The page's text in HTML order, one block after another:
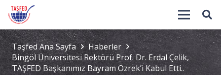
Taşfed Ana Sayfa
Haberler
Bingöl Üniversitesi Rektörü Prof. Dr. Erdal Çelik,
TAŞFED Başkanımız Bayram Özrek’i Kabul Etti..